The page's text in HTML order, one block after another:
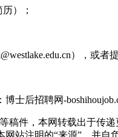
）；
），或
士后招聘网-
稿件，本网转载出于传
站注明的“来源”，并自